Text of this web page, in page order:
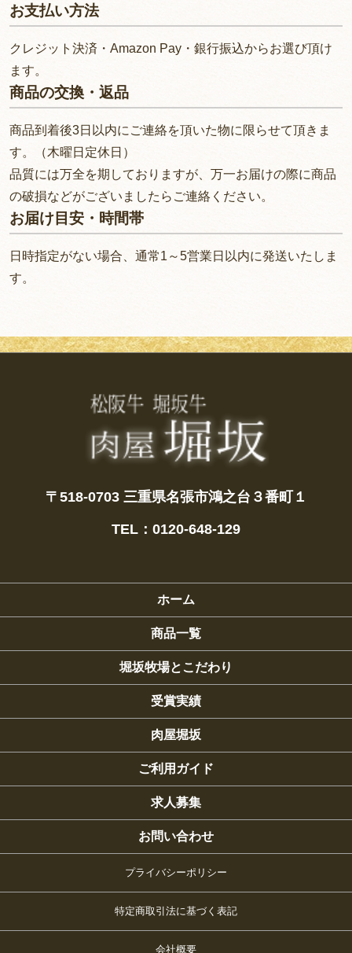
お支払い方法
クレジット決済・Amazon Pay・銀行振込からお選び頂け
ます。
商品の交換・返品
商品到着後3日以内にご連絡を頂いた物に限らせて頂きま
す。（木曜日定休日）
品質には万全を期しておりますが、万一お届けの際に商品
の破損などがございましたらご連絡ください。
お届け目安・時間帯
日時指定がない場合、通常1～5営業日以内に発送いたしま
す。
〒518-0703 三重県名張市鴻之台３番町１
TEL：0120-648-129
ホーム
商品一覧
堀坂牧場とこだわり
受賞実績
肉屋堀坂
ご利用ガイド
求人募集
お問い合わせ
プライバシーポリシー
特定商取引法に基づく表記
会社概要